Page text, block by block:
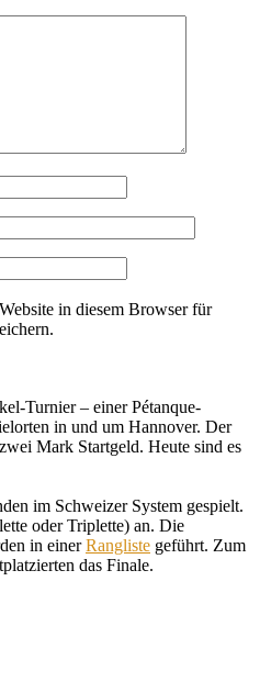
in diesem Browser für
Turnier – einer Pétanque-
in und um Hannover. Der
Mark Startgeld. Heute sind es
im Schweizer System gespielt.
oder Triplette) an. Die
in einerRangliste geführt. Zum
das Finale.